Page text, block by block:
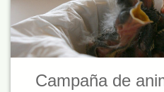
Campaña de